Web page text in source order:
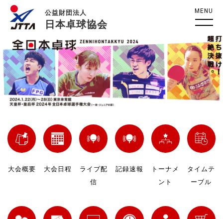
公益財団法人
日本卓球協会
MENU
大会概要 大会日程
ライブ配
信
記録速報
トーナメ
ント
タイムテ
ーブル